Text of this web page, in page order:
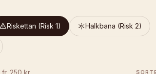
Riskettan (Risk 1) Halkbana (Risk 2)
fr. 250 kr